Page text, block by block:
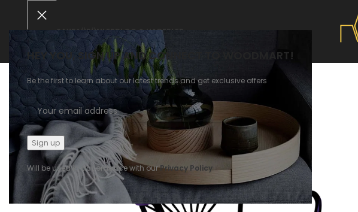
HEY YOU, SIGN UP AND CONNECT TO WOODMART!
Be the first to learn about our latest trends and get exclusive offers
Will be used in accordance with ourPrivacy Policy
ANASAYFA ÜRÜNLERBLOG & HABERLER